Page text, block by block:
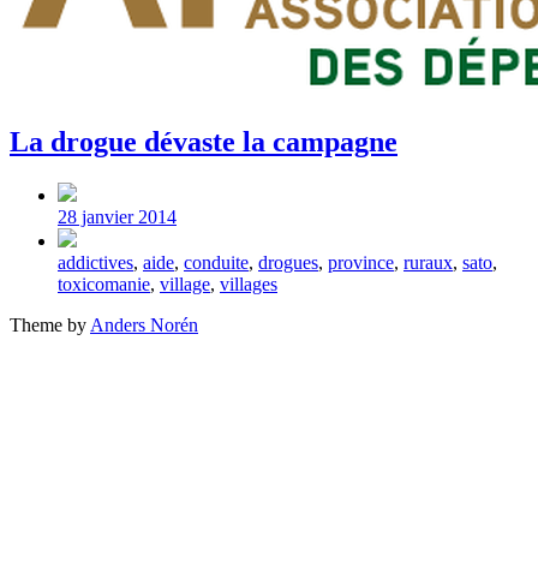
La drogue dévaste la campagne
Post
date
28 janvier 2014
Tagged
with
addictives, aide, conduite, drogues, province, ruraux, sato,
toxicomanie, village, villages
Theme by Anders Norén